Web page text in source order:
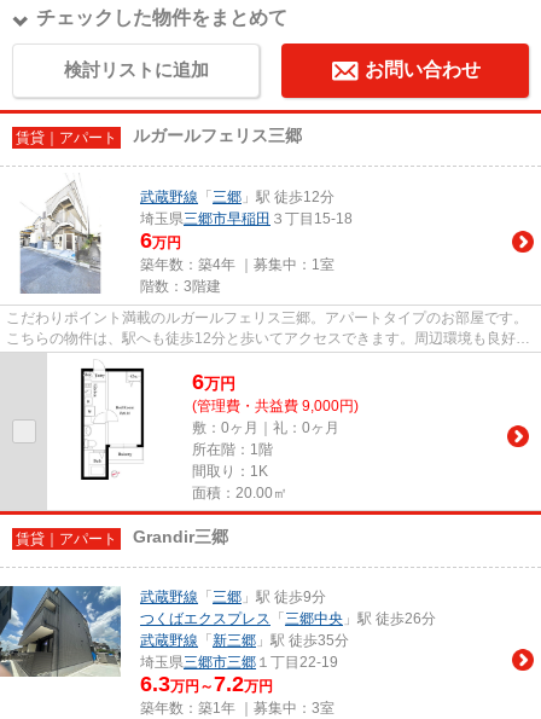
チェックした物件をまとめて
検討リストに追加 お問い合わせ
賃貸｜アパート ルガールフェリス三郷
武蔵野線 「 三郷 」駅 徒歩12分
埼玉県三郷市早稲田 ３丁目15-18
6万円
築年数：築4年 ｜募集中： 1室
階数：3階建
こだわりポイント満載のルガールフェリス三郷。アパートタイプのお部屋です。
こちらの物件は、駅へも徒歩12分と歩いてアクセスできます。周辺環境も良好
で、魅力的な住環境のある、令...
6万円
(管理費・共益費 9,000円)
敷：0ヶ月｜礼：0ヶ月
所在階：1階
間取り：1K
面積：20.00㎡
賃貸｜アパート Grandir三郷
武蔵野線 「 三郷 」駅 徒歩9分
つくばエクスプレス 「 三郷中央 」駅 徒歩26分
武蔵野線 「 新三郷 」駅 徒歩35分
埼玉県三郷市三郷 １丁目22-19
6.3万円～7.2万円
築年数：築1年 ｜募集中： 3室